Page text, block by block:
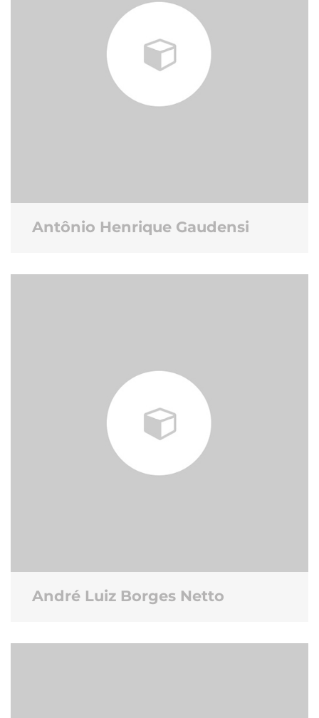
Antônio Henrique Gaudensi
André Luiz Borges Netto